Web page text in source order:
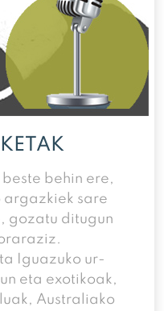
behin ere,
argazkiek sare
gozatu ditugun
Iguazuko ur-
eta exotikoak,
Australiako